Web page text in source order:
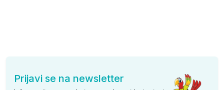
Prijavi se na newsletter